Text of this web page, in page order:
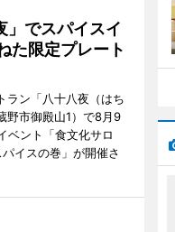
」でスパイスイ
た限定プレート
ラン「八十八夜（はち
野市御殿山1）で8月9
ベント「食文化サロ
イスの巻」が開催さ